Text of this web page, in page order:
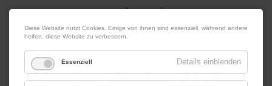
08. August 2026 Impressum|Kontakt|Datenschutz
Diese Website nutzt Cookies. Einige von ihnen sind essenziell, während andere
helfen, diese Website zu verbessern.
Essenziell Details einblenden